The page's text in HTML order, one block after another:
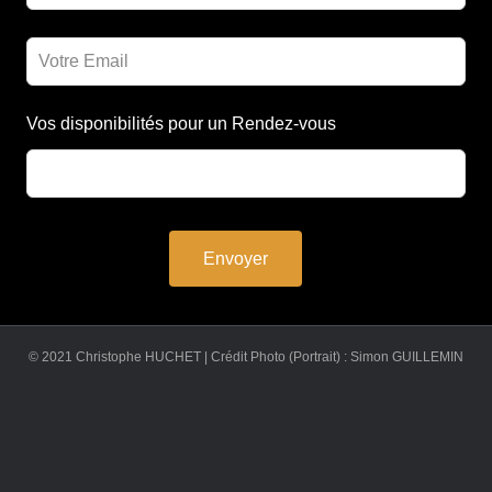
Vos disponibilités pour un Rendez-vous
Envoyer
© 2021 Christophe HUCHET | Crédit Photo (Portrait) : Simon GUILLEMIN